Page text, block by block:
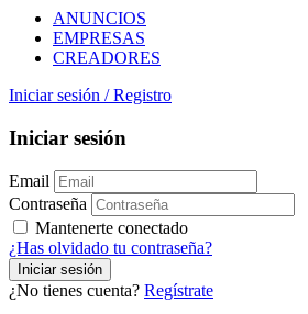
ANUNCIOS
EMPRESAS
CREADORES
Iniciar sesión / Registro
Iniciar sesión
Email
Contraseña
Mantenerte conectado
¿Has olvidado tu contraseña?
¿No tienes cuenta? Regístrate